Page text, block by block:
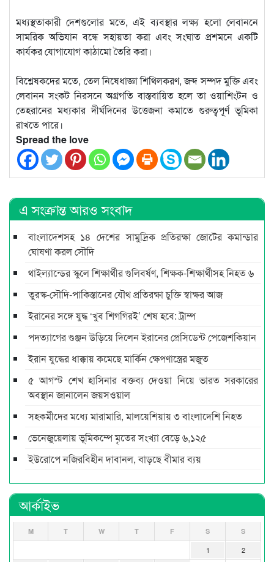
মধ্যস্থতাকারী দেশগুলোর মতে, এই ব্যবস্থার লক্ষ্য হলো লেবাননে
সামরিক অভিযান বন্ধে সহায়তা করা এবং সংঘাত প্রশমনে একটি
কার্যকর যোগাযোগ কাঠামো তৈরি করা।
বিশ্লেষকদের মতে, তেল নিষেধাজ্ঞা শিথিলকরণ, জব্দ সম্পদ মুক্তি এবং
লেবানন সংকট নিরসনে অগ্রগতি বাস্তবায়িত হলে তা ওয়াশিংটন ও
তেহরানের মধ্যকার দীর্ঘদিনের উত্তেজনা কমাতে গুরুত্বপূর্ণ ভূমিকা
রাখতে পারে।
Spread the love
এ সংক্রান্ত আরও সংবাদ
বাংলাদেশসহ ১৪ দেশের সামুদ্রিক প্রতিরক্ষা জোটের কমান্ডার
ঘোষণা করল সৌদি
থাইল্যান্ডের স্কুলে শিক্ষার্থীর গুলিবর্ষণ, শিক্ষক-শিক্ষার্থীসহ নিহত ৬
তুরস্ক-সৌদি-পাকিস্তানের যৌথ প্রতিরক্ষা চুক্তি স্বাক্ষর আজ
ইরানের সঙ্গে যুদ্ধ ‘খুব শিগগিরই’ শেষ হবে: ট্রাম্প
পদত্যাগের গুঞ্জন উড়িয়ে দিলেন ইরানের প্রেসিডেন্ট পেজেশকিয়ান
ইরান যুদ্ধের ধাক্কায় কমেছে মার্কিন ক্ষেপণাস্ত্রের মজুত
৫ আগস্ট শেখ হাসিনার বক্তব্য দেওয়া নিয়ে ভারত সরকারের
অবস্থান জানালেন জয়সওয়াল
সহকর্মীদের মধ্যে মারামারি, মালয়েশিয়ায় ৩ বাংলাদেশি নিহত
ভেনেজুয়েলায় ভূমিকম্পে মৃতের সংখ্যা বেড়ে ৬,১২৫
ইউরোপে নজিরবিহীন দাবানল, বাড়ছে বীমার ব্যয়
আর্কাইভ
M T W T F S S
1
2